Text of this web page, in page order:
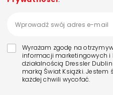
Wyrażam zgodę na
informacji marketingowych
działalnością Dressler
marką Świat Książki.
każdej chwili wycofać.